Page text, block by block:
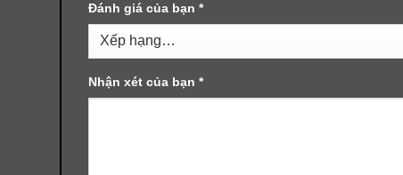
Đánh giá của bạn *
Nhận xét của bạn *